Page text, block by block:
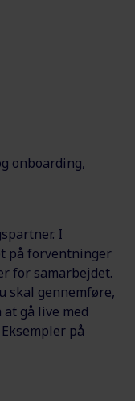
onboarding,
I
på forventninger
for samarbejdet.
skal gennemføre,
gå live med
på